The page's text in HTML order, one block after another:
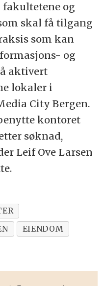
fakultetene og
skal få tilgang
som kan
og
aktivert
lokaler i
City Bergen.
kontoret
søknad,
Leif Ove Larsen
EIENDOM